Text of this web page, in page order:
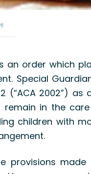
an order which
Special
(“ACA 2002”)
in the
children with
provisions